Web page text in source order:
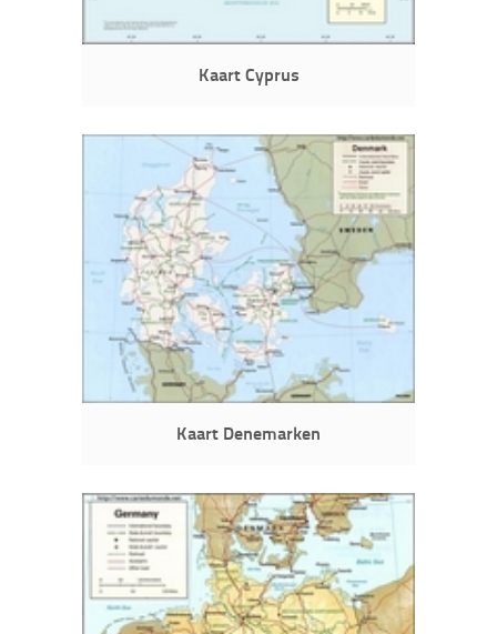
Kaart Cyprus
Kaart Denemarken